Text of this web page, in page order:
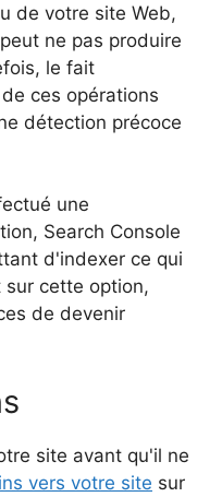
de votre site Web,
ne pas produire
le fait
ces opérations
détection précoce
une
Search Console
d'indexer ce qui
sur cette option,
de devenir
site avant qu'il ne
vers votre site sur